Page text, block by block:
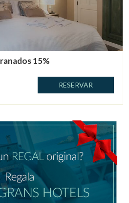
la meva reserva
localitzador
15%
RESERVAR